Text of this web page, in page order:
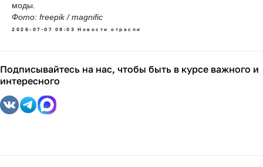
моды.
Фото: freepik / magnific
2026-07-07 09:03 Новости отрасли
Подписывайтесь на нас, чтобы быть в курсе важного и
интересного